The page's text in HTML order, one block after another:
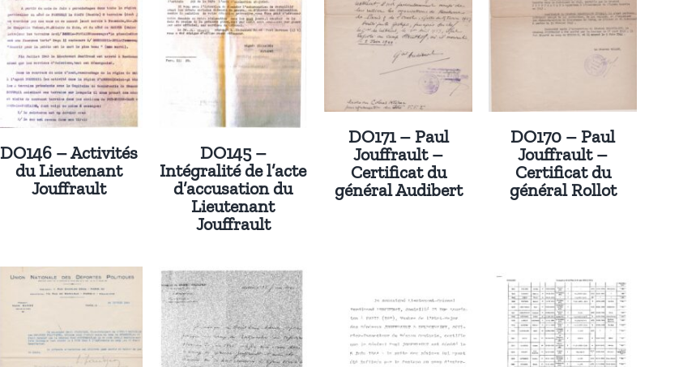
DO146 – Activités
du Lieutenant
Jouffrault
DO145 –
Intégralité de l’acte
d’accusation du
Lieutenant
Jouffrault
DO171 – Paul
Jouffrault –
Certificat du
général Audibert
DO170 – Paul
Jouffrault –
Certificat du
général Rollot